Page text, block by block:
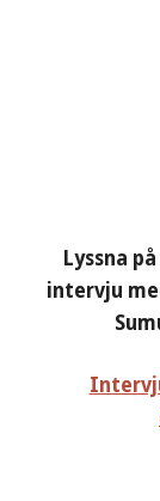
Lyssna
intervju